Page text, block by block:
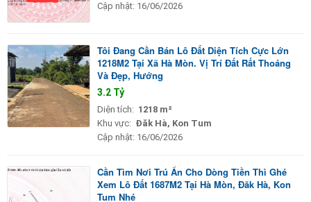
Cập nhật: 16/06/2026
Tôi Đang Cần Bán Lô Đất Diện Tích Cực Lớn
1218M2 Tại Xã Hà Mòn. Vị Trí Đất Rất Thoáng
Và Đẹp, Hướng
3.2 Tỷ
Diện tích: 1218 m²
Khu vực: Đăk Hà, Kon Tum
Cập nhật: 16/06/2026
Cần Tìm Nơi Trú Ẩn Cho Dòng Tiền Thì Ghé
Xem Lô Đất 1687M2 Tại Hà Mòn, Đăk Hà, Kon
Tum Nhé